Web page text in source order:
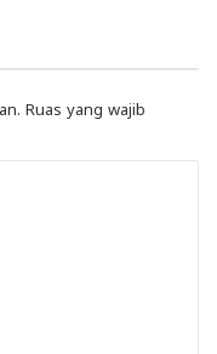
Ruas yang wajib